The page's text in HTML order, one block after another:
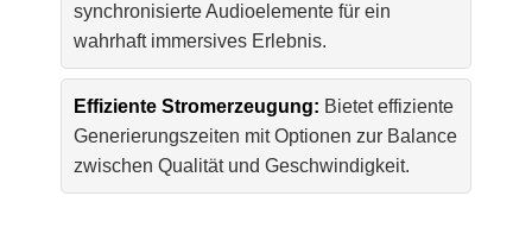
synchronisierte Audioelemente für ein
wahrhaft immersives Erlebnis.
Effiziente Stromerzeugung: Bietet effiziente
Generierungszeiten mit Optionen zur Balance
zwischen Qualität und Geschwindigkeit.